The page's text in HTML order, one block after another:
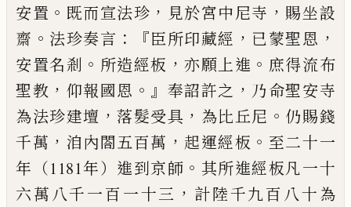
安置 。 既而宣法珍 ， 見於宮中尼寺 ， 賜坐設
齋 。 法珍奏言 ：『臣所印藏經 ， 已蒙聖恩 ，
安置名剎 。 所造經板 ，亦願上進 。 庶得流布
聖教 ， 仰報國恩 。』 奉詔許之 ， 乃命聖安寺
為法珍建壇 ，落髮受具 ， 為比丘尼 。 仍賜錢
千萬 ， 洎內閤五百萬 ， 起運經板 。 至二十一
年（1181年）進到京師 。 其所進經板凡一十
六萬八千一百一十三 ， 計陸千九百八十為